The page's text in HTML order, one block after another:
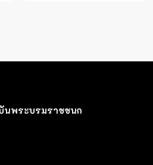
นพระบรมราชชนก